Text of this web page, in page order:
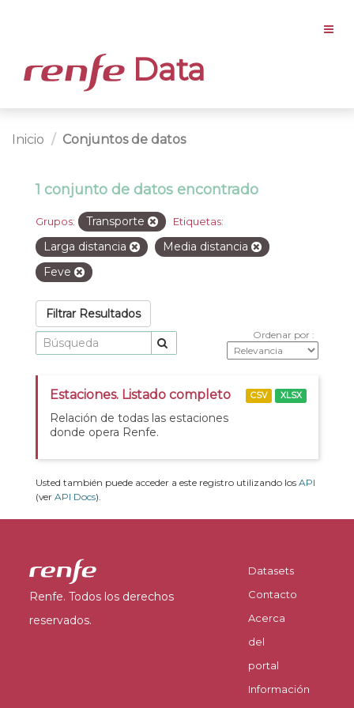
Data
Inicio Conjuntos de datos
1 conjunto de datos encontrado
Grupos: Transporte Etiquetas:
Larga distancia
Media distancia
Feve
Filtrar Resultados
Ordenar por
Estaciones. Listado completo
Relación de todas las estaciones
donde opera Renfe.
CSV XLSX
Usted también puede acceder a este registro utilizando los API
(ver API Docs).
Renfe. Todos los derechos
reservados.
Datasets
Contacto
Acerca
del
portal
Información